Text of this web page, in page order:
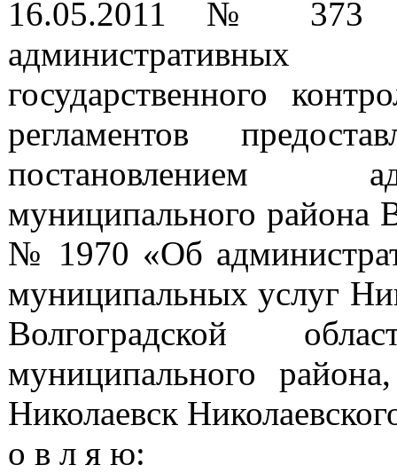
16.05.2011 № 373
административных
государственного
регламентов
постановлением
муниципального района
№ 1970 «Об
муниципальных услуг
Волгоградской
муниципального
Николаевск
о в л я ю: